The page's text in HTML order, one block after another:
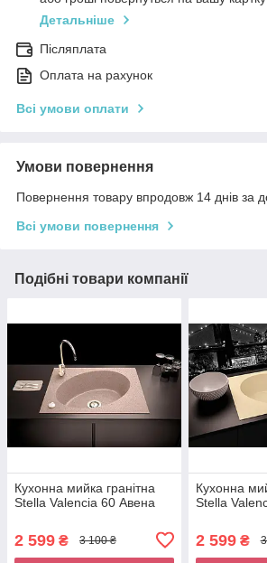
Детальніше
Післяплата
Оплата на рахунок
Всі умови оплати
Умови повернення
Повернення товару впродовж 14 днів за
Всі умови повернення
Подібні товари компанії
Кухонна мийка гранітна
Stella Valencia 60 Авена
2 599 ₴ 3 100 ₴
Кухонна
Stella
2 599₴